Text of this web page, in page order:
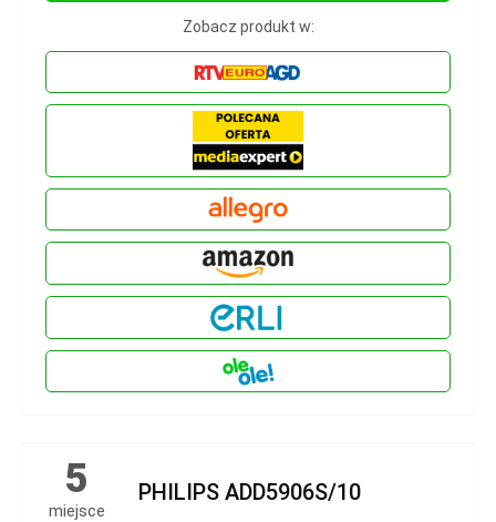
Zobacz produkt w:
5
miejsce
PHILIPS ADD5906S/10